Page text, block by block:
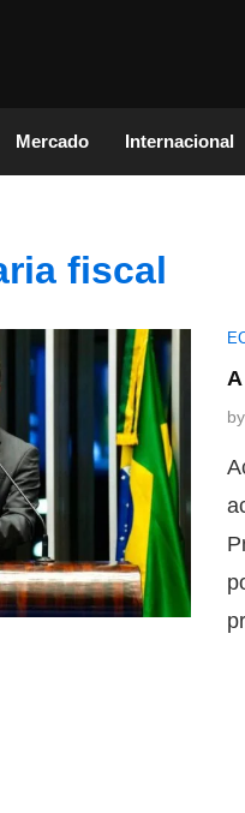
Mercado Internacional
fiscal
by